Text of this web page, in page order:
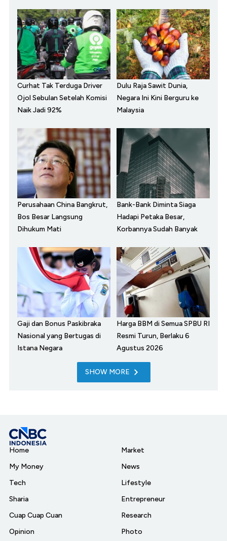
Curhat Tak Terduga Driver
Ojol Sebulan Setelah Komisi
Naik Jadi 92%
Dulu Raja Sawit Dunia,
Negara Ini Kini Berguru ke
Malaysia
Perusahaan China Bangkrut,
Bos Besar Langsung
Dihukum Mati
Bank-Bank Diminta Siaga
Hadapi Petaka Besar,
Korbannya Sudah Banyak
Gaji dan Bonus Paskibraka
Nasional yang Bertugas di
Istana Negara
Harga BBM di Semua SPBU RI
Resmi Turun, Berlaku 6
Agustus 2026
SHOW MORE
Home
My Money
Tech
Sharia
Cuap Cuap Cuan
Opinion
Market
News
Lifestyle
Entrepreneur
Research
Photo